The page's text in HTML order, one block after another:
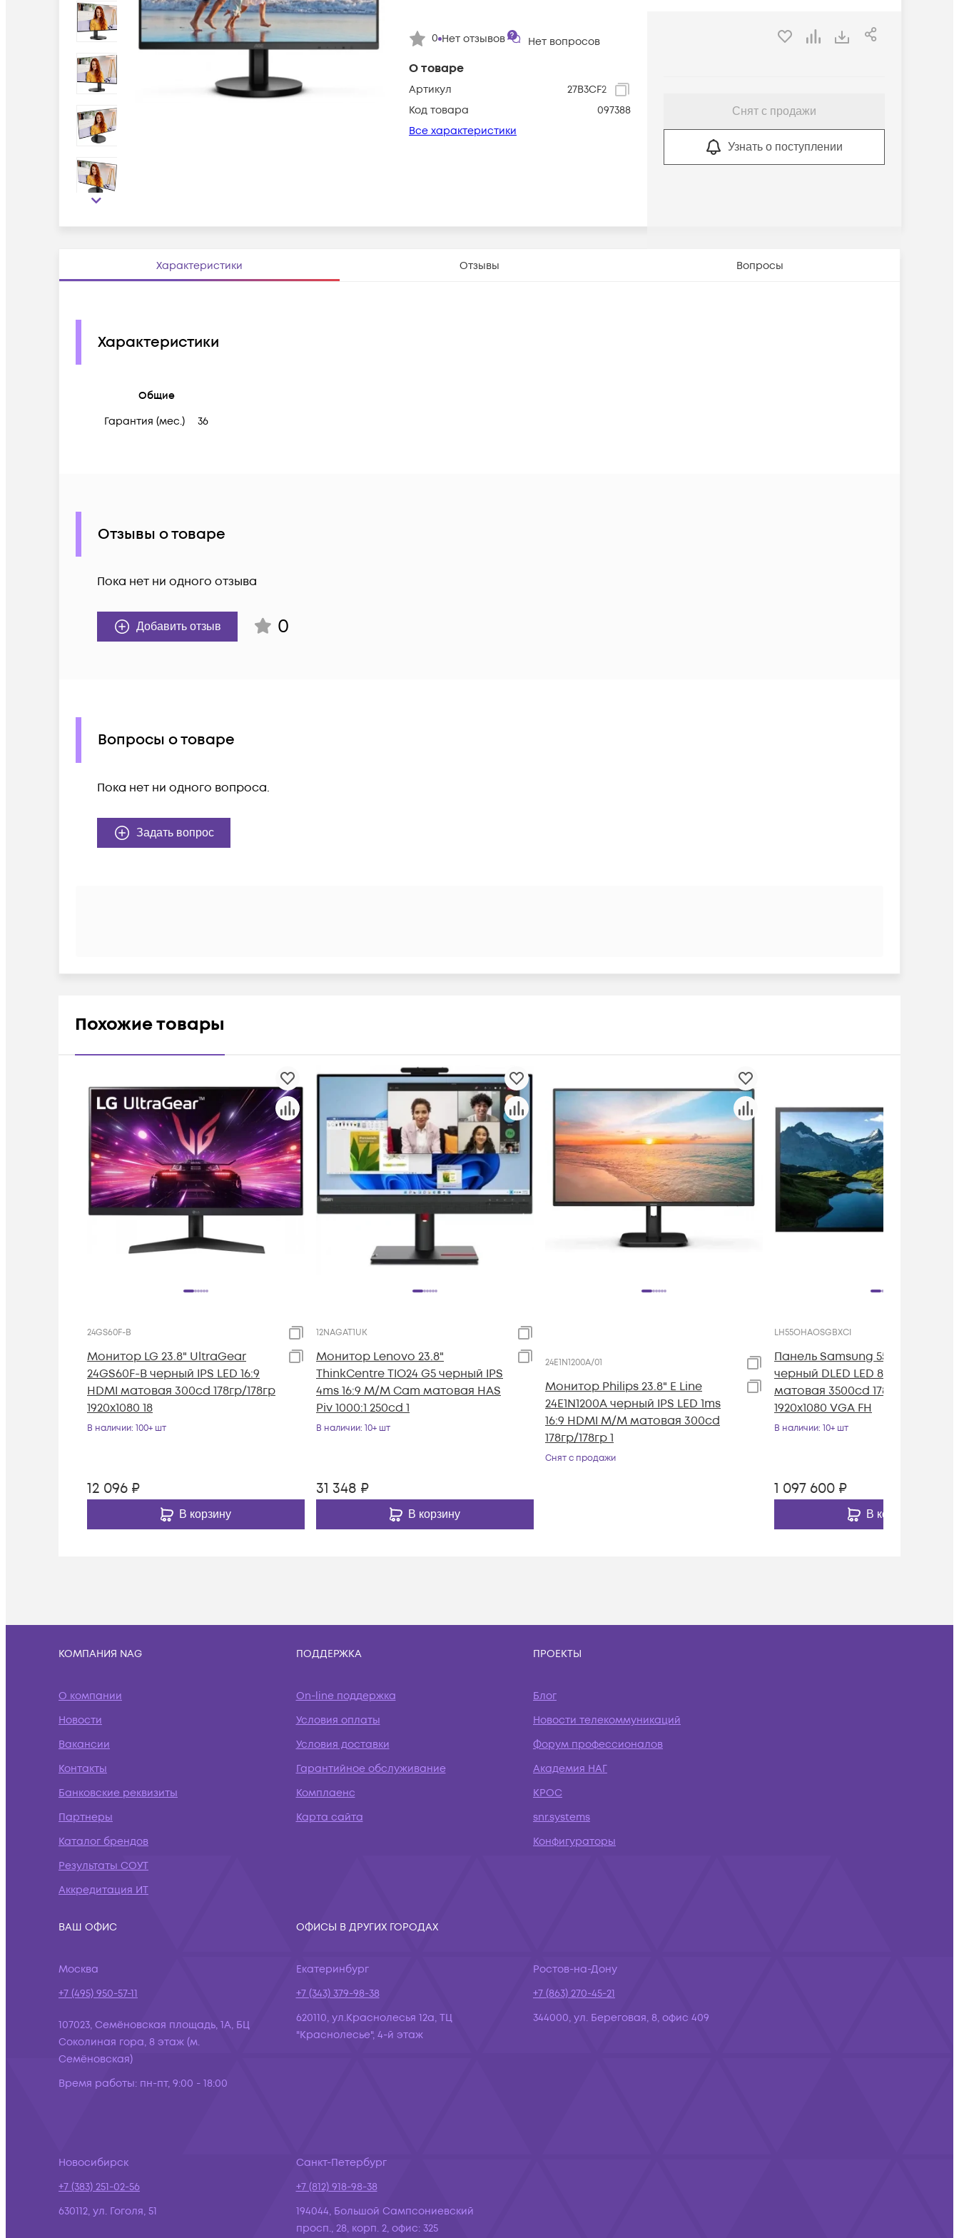
О товаре
Артикул
27B3CF2
Код товара
097388
Все характеристики
0 Нет отзывов Нет вопросов
Снят с продажи
Узнать о поступлении
Характеристики Отзывы Вопросы
Характеристики
Общие
Гарантия (мес.)
36
Отзывы о товаре
Пока нет ни одного отзыва
Добавить отзыв 0
Вопросы о товаре
Пока нет ни одного вопроса.
Задать вопрос
Похожие товары
24GS60F-B
Монитор LG 23.8" UltraGear
24GS60F-B черный IPS LED 16:9
HDMI матовая 300cd 178гр/178гр
1920x1080 18
В наличии: 100+ шт
12 096 ₽
В корзину
12NAGAT1UK
Монитор Lenovo 23.8"
ThinkCentre TIO24 G5 черный IPS
4ms 16:9 M/M Cam матовая HAS
Piv 1000:1 250cd 1
В наличии: 10+ шт
31 348 ₽
В корзину
24E1N1200A/01
Монитор Philips 23.8" E Line
24E1N1200A черный IPS LED 1ms
16:9 HDMI M/M матовая 300cd
178гр/178гр 1
Снят с продажи
LH55OHAOSGBXCI
Панель Samsung 55" OH55A-S
черный DLED LED 8ms 16:9 HDMI
матовая 3500cd 178гр/178гр
1920x1080 VGA FH
В наличии: 10+ шт
1 097 600 ₽
В корзину
КОМПАНИЯ NAG
О компании
Новости
Вакансии
Контакты
Банковские реквизиты
Партнеры
Каталог брендов
Результаты СОУТ
Аккредитация ИТ
ПОДДЕРЖКА
On-line поддержка
Условия оплаты
Условия доставки
Гарантийное обслуживание
Комплаенс
Карта сайта
ПРОЕКТЫ
Блог
Новости телекоммуникаций
Форум профессионалов
Академия НАГ
КРОС
snr.systems
Конфигураторы
ВАШ ОФИС
Москва
+7 (495) 950-57-11
107023, Семёновская площадь, 1А, БЦ
Соколиная гора, 8 этаж (м.
Семёновская)
Время работы: пн-пт, 9:00 - 18:00
ОФИСЫ В ДРУГИХ ГОРОДАХ
Екатеринбург
+7 (343) 379-98-38
620110, ул.Краснолесья 12а, ТЦ
"Краснолесье", 4-й этаж
Ростов-на-Дону
+7 (863) 270-45-21
344000, ул. Береговая, 8, офис 409
Новосибирск
+7 (383) 251-02-56
630112, ул. Гоголя, 51
Санкт-Петербург
+7 (812) 918-98-38
194044, Большой Сампсониевский
просп., 28, корп. 2, офис: 325